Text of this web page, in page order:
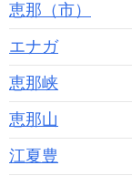
恵那（市）
エナガ
恵那峡
恵那山
江夏豊